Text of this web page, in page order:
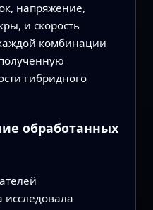
напряжение,
и скорость
комбинации
гибридного
обработанных
исследовала